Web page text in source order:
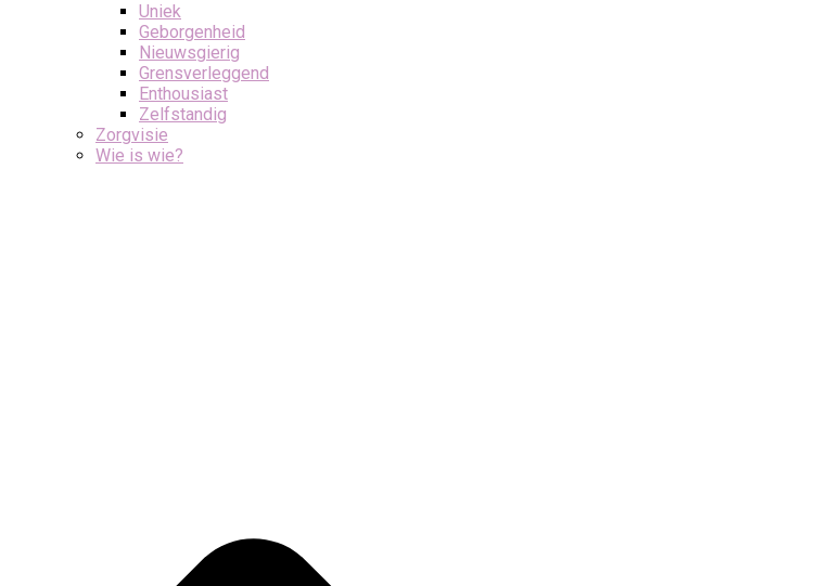
Uniek
Geborgenheid
Nieuwsgierig
Grensverleggend
Enthousiast
Zelfstandig
Zorgvisie
Wie is wie?